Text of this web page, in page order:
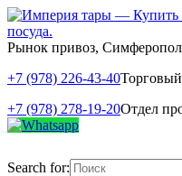
Рынок привоз,
+7 (978) 226-43-40
+7 (978) 278-19-20Отдел
Search for: